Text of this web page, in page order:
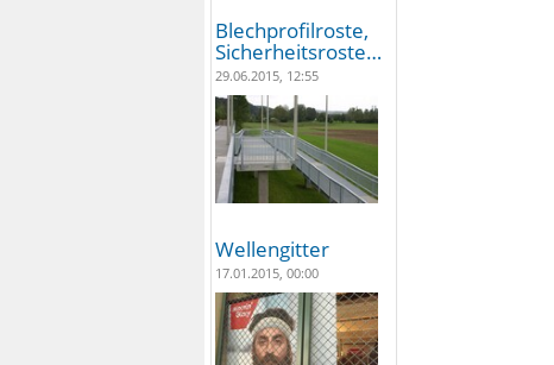
Blechprofilroste,
Sicherheitsroste…
29.06.2015, 12:55
Wellengitter
17.01.2015, 00:00